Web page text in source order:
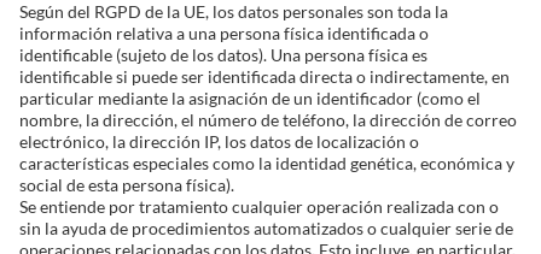
Según del RGPD de la UE, los datos personales son toda la
información relativa a una persona física identificada o
identificable (sujeto de los datos). Una persona física es
identificable si puede ser identificada directa o indirectamente, en
particular mediante la asignación de un identificador (como el
nombre, la dirección, el número de teléfono, la dirección de correo
electrónico, la dirección IP, los datos de localización o
características especiales como la identidad genética, económica y
social de esta persona física).
Se entiende por tratamiento cualquier operación realizada con o
sin la ayuda de procedimientos automatizados o cualquier serie de
operaciones relacionadas con los datos. Esto incluye, en particular,